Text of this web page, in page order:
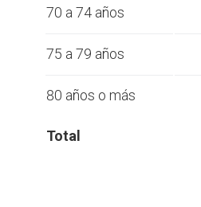
70 a 74 años
75 a 79 años
80 años o más
Total